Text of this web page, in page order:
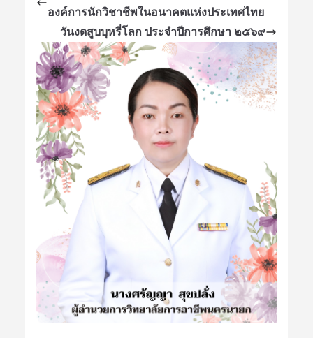
องค์การนักวิชาชีพในอนาคตแห่งประเทศไทย
วันงดสูบบุหรี่โลก ประจำปีการศึกษา ๒๕๖๙